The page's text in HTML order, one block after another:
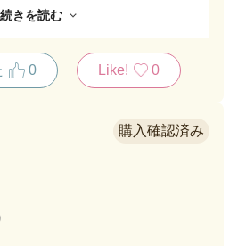
イスを掛け、食べました。
う予想を覆し、めっちゃ旨いス
続きを読む
0 Like! 0